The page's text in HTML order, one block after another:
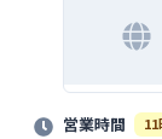
営業時間